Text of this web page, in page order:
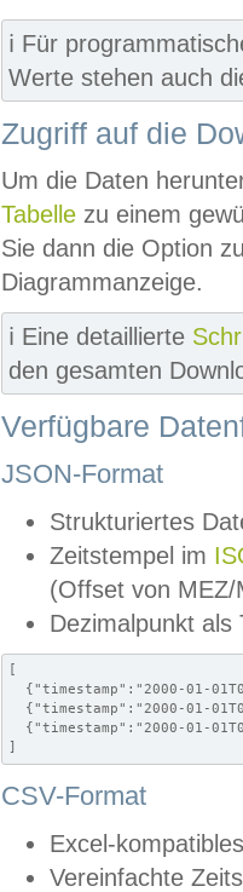
ℹ️ Für
Werte stehen auch
Zugriff auf die
Um die Daten
Tabelle zu einem
Sie dann die Option
Diagrammanzeige.
ℹ️ Eine detaillierte
den gesamten
Verfügbare
JSON-Format
Strukturiertes
Zeitstempel im
(Offset von MEZ/
Dezimalpunkt als
[
{"timestamp":"2000-01-
{"timestamp":"2000-01-
{"timestamp":"2000-01-
]
CSV-Format
Excel-
Vereinfachte